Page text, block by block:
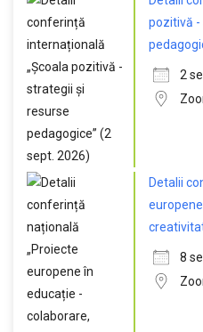
pozitivă -
2
Detalii
8